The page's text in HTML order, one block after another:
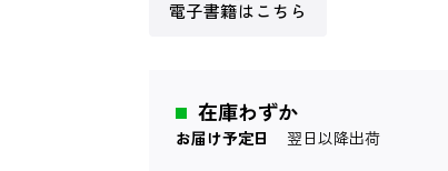
電子書籍はこちら
在庫わずか
お届け予定日 翌日以降出荷